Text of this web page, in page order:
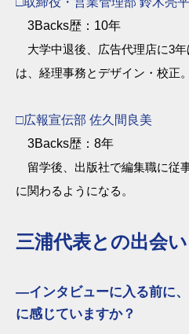
3Backs歴：10年
大学中退後、広告代理店に3
は、経理事務とデザイン・校正。
□広報宣伝部 佐久間良美
3Backs歴：8年
留学後、出版社で編集職に従
に関わるようになる。
三浦代表との出会
―インタビューに入る前に
に感じていますか？